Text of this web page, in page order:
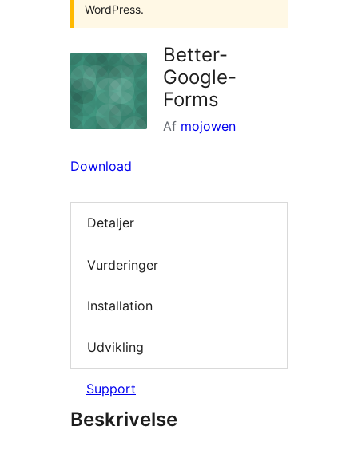
WordPress.
Better-
Google-
Forms
Af mojowen
Download
Detaljer
Vurderinger
Installation
Udvikling
Support
Beskrivelse